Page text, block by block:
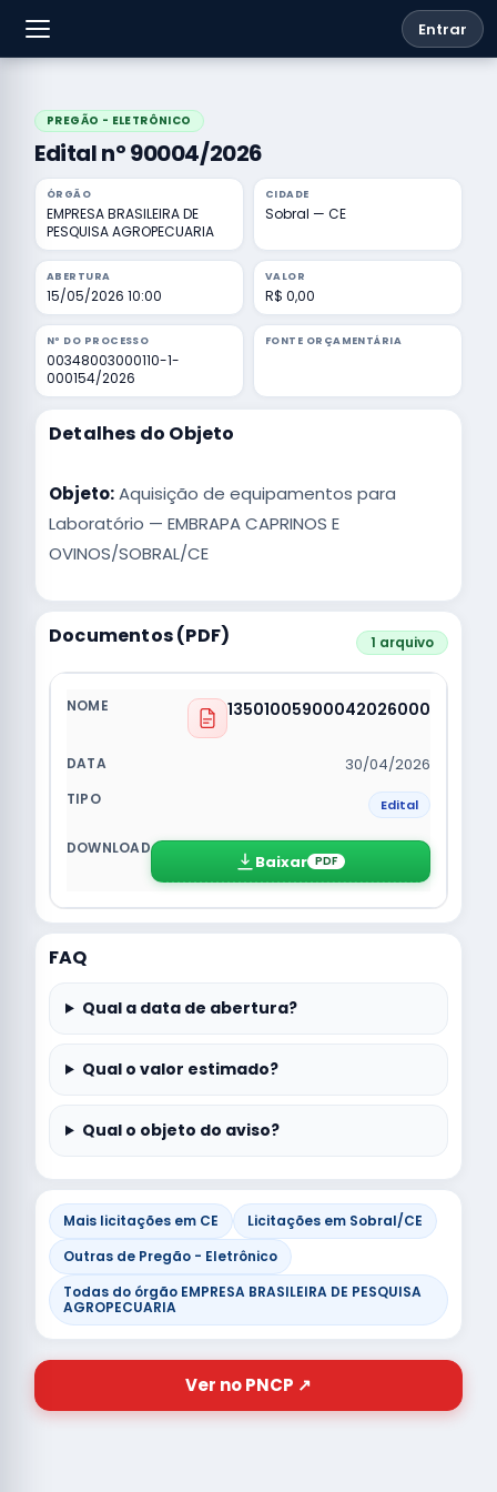
Entrar
PREGÃO - ELETRÔNICO
Edital nº 90004/2026
ÓRGÃO
EMPRESA BRASILEIRA DE
PESQUISA AGROPECUARIA
CIDADE
Sobral — CE
ABERTURA
15/05/2026 10:00
VALOR
R$ 0,00
Nº DO PROCESSO
00348003000110-1-
000154/2026
FONTE ORÇAMENTÁRIA
Detalhes do Objeto
Objeto:Aquisição de equipamentos para
Laboratório — EMBRAPA CAPRINOS E
OVINOS/SOBRAL/CE
Documentos (PDF) 1 arquivo
13501005900042026000
30/04/2026
Edital
Baixar PDF
FAQ
Qual a data de abertura?
Qual o valor estimado?
Qual o objeto do aviso?
Mais licitações em CE
Licitações em Sobral/CE
Outras de Pregão - Eletrônico
Todas do órgão EMPRESA BRASILEIRA DE PESQUISA
AGROPECUARIA
Ver no PNCP ↗